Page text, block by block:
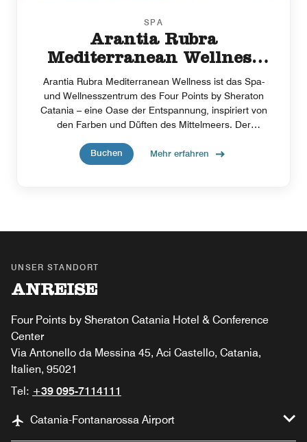
SPA
Arantia Rubra
Mediterranean Wellness
(at a fee)
Arantia Rubra Mediterranean Wellness ist das Spa-
und Wellnesszentrum des Four Points by Sheraton
Catania – eine Oase der Entspannung, inspiriert von
den Farben und Düften des Mittelmeers. Der
und einen Ruhebereich. Im Beauty-Bereich erwarten
Sie Orangenmassagen, exklusive Rituale und
Buchen Mehr erfahren
UNSER STANDORT
ANREISE
Four Points by Sheraton Catania Hotel & Conference
Center
Via Antonello da Messina 45, Aci Castello, Catania,
Italien, 95021
Tel: +39 095-7114111
Catania-Fontanarossa Airport